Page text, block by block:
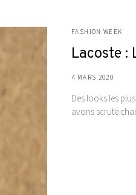
FASHION WEEK
Lacoste :
4 MARS 2020
Des looks les
avons scruté